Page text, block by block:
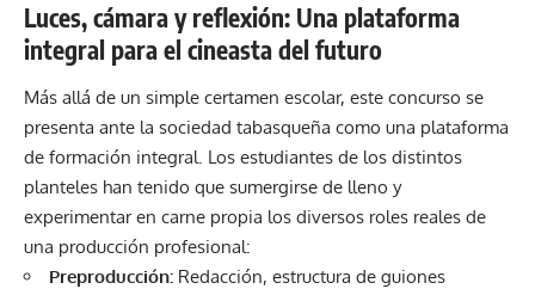
Luces, cámara y reflexión: Una plataforma
integral para el cineasta del futuro
Más allá de un simple certamen escolar, este concurso se
presenta ante la sociedad tabasqueña como una plataforma
de formación integral. Los estudiantes de los distintos
planteles han tenido que sumergirse de lleno y
experimentar en carne propia los diversos roles reales de
una producción profesional:
Preproducción: Redacción, estructura de guiones